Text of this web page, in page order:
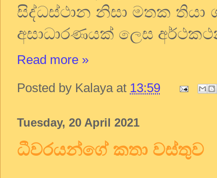
සිද්ධස්ථාන නිසා මතක
අසාධාරණයක් ලෙස
Read more »
Posted by Kalaya at 13:59
Tuesday, 20 April 2021
ධීවරයන්ගේ කතා වස්තුව